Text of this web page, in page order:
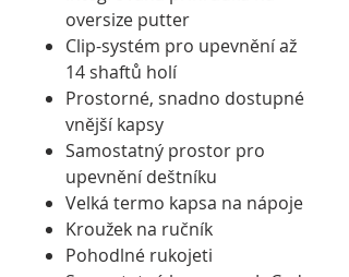
oversize putter
Clip-systém pro upevnění až
14 shaftů holí
Prostorné, snadno dostupné
vnější kapsy
Samostatný prostor pro
upevnění deštníku
Velká termo kapsa na nápoje
Kroužek na ručník
Pohodlné rukojeti